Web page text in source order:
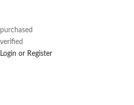
purchased
verified
Login or Register